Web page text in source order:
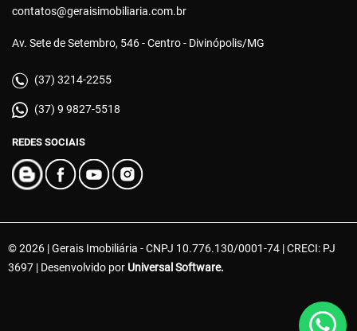
contatos@geraisimobiliaria.com.br
Av. Sete de Setembro, 546 - Centro - Divinópolis/MG
(37) 3214-2255
(37) 9 9827-5518
REDES SOCIAIS
© 2026 | Gerais Imobiliária - CNPJ 10.776.130/0001-74 | CRECI: PJ
3697 | Desenvolvido por Universal Software.